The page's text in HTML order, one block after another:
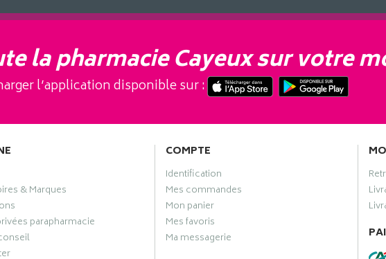
la pharmacie Cayeux sur votre
l’application disponible sur :
& Marques
parapharmacie
COMPTE
Identification
Mes commandes
Mon panier
Mes favoris
Ma messagerie